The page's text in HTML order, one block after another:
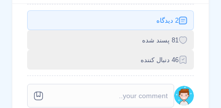
2 دیدگاه
81 پسند شده
46 دنبال کننده